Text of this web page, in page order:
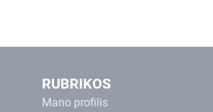
RUBRIKOS
Mano profilis